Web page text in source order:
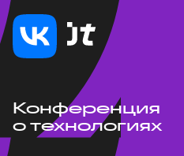
Конференция
о технологиях